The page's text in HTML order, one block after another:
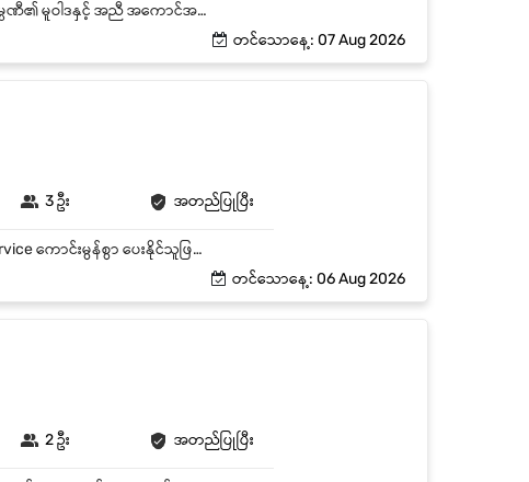
မိမိတာဝန်ယူဆောင်ရွက်ရသော အရောင်းနယ်မြေရှိ အရောင်းနှင့် ဖြန့်ချိရေးလုပ်ငန်းများအး ကုမ္ပဏီ၏ မူဝါဒနှင့် အညီ အကောင်အထည်ဖော်ဆောင်ရွက်ရန် တာဝန်ယူရမည်။ မိမိ၏ တာဝန်ယူဆောင်ရွက်ရသော အရောင်းဈေးကွက်နှင့် အသင်းအဖွဲ့အား ကောင်းစွာစုစည်းပြင်ဆင်ခြင်း ထိန်းချုပ်ကွပ်ကဲခြင်း၊ ဦးဆောင်ဦးရွက်ပြုခြင်းနှင့် လေ့ကျင့်သင်ကြားပေးခြင်း၊ ကောင်းမွန်သော ရလာဒ်များ ဖြစ်ပေါ်လာစေရန်တာဝန်ယူဆောင်ရွက်ရမည်။ ကုမ္ပဏီ၏ ထုတ်ကုန်ပစ္စည်းများအား အရောင်းနှင့်ဖြန့်ချိရေး တိုးတက်လာစေရန် မဟာဗျူစာချမှတ်ထား သည့်အတိုင်း အကောင်အထည်ဖော်ဆောင်ရွက်ခြင်းဖြင့် အရောင်းနှင့်ဖြန့်ချိရေးပမာဏတိးတက်ထိရောက် အောင်ဆောင်ရွက်ရမည်။ ကုမ္ပဏီ၏ ထုတ်ကုန်ပစ္စည်းနှင့် အလားတူကုန်ပစ္စည်းများ၏ လှုပ်ရှားမှုများအား စဉ်ဆက်မပြက် လေ့လာ သုံးသပ်၍ မိမိအထက် စီမံခန့်ခွဲသူများနှင့် ပူးပေါင်း၍ အကောင်းဆုံးဈေးကွက်ချိတ်ဆက်မှုရရန် ဆောင်ရွက် ရမည်။ ရောင်းချငသူများနှင့် သုံးစွဲသူများ၏ ဝယ်ယူမှုဆိုင်ရာ အလေ့အထသာဓကများအား အနီးကပ်စောင့်ကြည့် လေ့လာခြင်း၊ သုံးသပ်အကဲဖြတ်ခြင်းများ ပြုလုပ်၍ မိမိ၏ Management သို့ တင်ပြဆွေးနွေးရမည်။ မိမိ၏ အသင်းအဖွဲ့များမှ တင်ပြလာသော ဈေးကွက်အတွင်းရှိ မမျှော်လင့်သော အခက်အခဲများ၊ အကြံပြု ချက်များအား ပြေလည်မှုရရှိစေရန် Management နှင့် ညှိနှိုင်းဆောင်ရွက်ပေးရမည်။ မိမိတာဝန်ယူဆောင်ရွက်ရသော အရောင်းနယ်မြေအတွင်းရှိ အဓိကကျသောအရောင်းဆိုင်များနှင့် ခိုင်မာ ကောင်းမွန်သောဈေးကွက်ချိတ်ဆက်မှုနှင့် ရင်းနှီးမှဒများတည်ဆောက်ပေးခြင်း၊ အရောင်းလမ်းကြောင်းများ သို့ပုံမှန် (သို့) ရှောင်တခင် စစ်ဆေးမှုများ ပြုလုပ်ဆောင်ရွက်ရသည်။ အရောင်းလိုင်းများအားလုံးရှိ ဝန်ထမ်းတစ်ဦးချင်းစီအလိုက် အရောင်းလျာထားချက်များ ပြည့်မှီစေရန် စီစဉ် ညွှန်ကြားမှုများ ပြုလုပ်ဆောင်ရွက်ပေးရမည်။ အကြွေးရောင်းချရန် သင့်တော်သောဆိုင်များအား အတည်ပြုရန်လည်းကောင်း၊ အကြွေးကာလ၊ အကြွေး ပမာဏသတ်မှတ်ရန်လည်းကောင်း၊ အကြွေးစာရင်းများမှန်ကန်မှုရှိစေရန် စသော အကြွေးစနစ်ရောင်းချ ခြင်းဆိုင်ရာလုပ်ငန်းစဉ်များအား တာဝန်ယဓ ဆောင်ရွက်ရမည်။ အရောင်းဆိုင်များအားလုံး၏ ထုတ်ကုန်ပစ္စည်းကြော်ငြာခြင်းဆိုင်ရာ လုပ်ငန်းများ စနစ်တကျရှိစေရန်နှင့် လိုအပ်ချက်များ ဖြည့်ဆည်းဆောင်ရွက်ရန် သက်ဆိုင်ရာဌာနများနှင့် ချိတ်ဆက်၍ ကူညီဆောင်ရွက်ပေး ရမည်။ မိမိတာဝန်ယူဆောင်ရွက်ရသော အရောင်းအသင်းအဖွဲ့အတွက် လိုအပ်သော ဝန်ထမ်းများတောင်းခံခြင်း၊ အင်တာဗျူးခြင်း၊ ခန့်အပ်ခြင်းဆိုင်ရာများနှင့် ရာထူးတိုးမြှင့်ခြင်း၊ ပြစ်ဒဏ်ပေးခြင်း၊ အလုပ်မှ ထုတ်ပယ်ခြင်း ဆိုင်ရာများ၌ Management နှင့်အတူ ပူးပေါင်းကူညီဆောင်ရွက်ရန် တာဝန်ယူရမည်။ လုပ်ငန်းလိုအပ်ချက်အရ မိမိလက်အောက်ရှိ ဝန်ထမ်းများအား ရုံးတွင်းနှင့် ဈေးကွက်အတွင်း လေ့ကျင့် သင်ကြားရန်ရှိသည့် ရောင်းချခြင်းဆိုင်ရာ နည်းဗျူဟာများအား ကိုယ်တိုင် ဦးဆောင်လေ့ကျင့်သင်ကြားပေး ရန်တာဝန်ယူ ဆောင်ရွက်ရမည်။
တင်သောနေ့: 07 Aug 2026
3 ဦး အတည်ပြုပြီး
Customerများအား productများအကြောင်းကျွမ်းကျင်စွာ ရှင်းပြပေးရပါမည်။ Customer Service ကောင်းမွန်စွာ ပေးနိုင်သူဖြစ်ပြီး စကားပြော ပြေပြစ်ရမည်။ နေ့စဉ်အရောင်းနှင့်ဆိုင်သော တာဝန်များအား အချိန်မှီ ပြီးစီးအောင် ဆောင်ရွက်ရမည်။ (ဘောင်ချာဖွင့်ခြင်း ၊ Orderလက်ခံခြင်း) ဆိုင်အတွင်းရှိပစ္စည်းများ၏ ခင်းကျင်းပြသမှုနှင့် ပစ္စည်းလက်ကျန်စာရင်းစစ်ဆေးခြင်း ဆောင်ရွက်ရမည်။ Product training, Job training ရှိပါသည်။
တင်သောနေ့: 06 Aug 2026
2 ဦး အတည်ပြုပြီး